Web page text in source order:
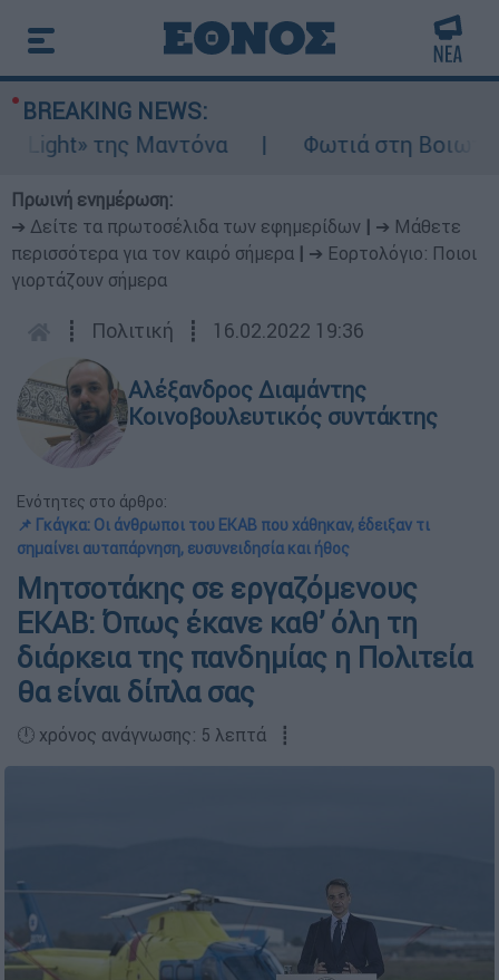
BREAKING NEWS:
της Μαντόνα
Φωτιά στη Βοιωτία:
Πρωινή ενημέρωση:
➔ Δείτε τα πρωτοσέλιδα των εφημερίδων
➔ Μάθετε
περισσότερα για τον καιρό σήμερα
➔ Εορτολόγιο: Ποιοι
γιορτάζουν σήμερα
┋ Πολιτική ┋ 16.02.2022 19:36
Αλέξανδρος Διαμάντης
Κοινοβουλευτικός συντάκτης
Ενότητες στο άρθρο:
📌 Γκάγκα: Οι άνθρωποι του ΕΚΑΒ που χάθηκαν, έδειξαν τι
σημαίνει αυταπάρνηση, ευσυνειδησία και ήθος
Μητσοτάκης σε εργαζόμενους
ΕΚΑΒ: Όπως έκανε καθ’ όλη τη
διάρκεια της πανδημίας η Πολιτεία
θα είναι δίπλα σας
🕛 χρόνος ανάγνωσης: 5 λεπτά ┋